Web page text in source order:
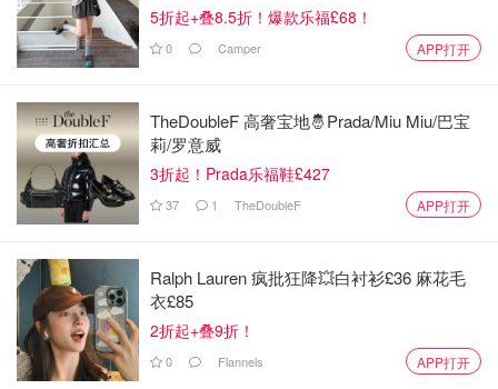
Lower division(2.2)：50 – 59分
Third Class Honours (3rd)三等荣誉学位
有时候会遇到需要填写GPA的时候，这就需要将英国的学位
进行一个换算，可以参考以下表格。
5折起+叠8.5折！爆款乐福£68！
0 Camper APP打开
TheDoubleF 高奢宝地🤴Prada/Miu Miu/巴宝
莉/罗意威
3折起！Prada乐福鞋£427
37 1 TheDoubleF APP打开
Ralph Lauren 疯批狂降💥白衬衫£36 麻花毛
衣£85
2折起+叠9折！
0 Flannels APP打开